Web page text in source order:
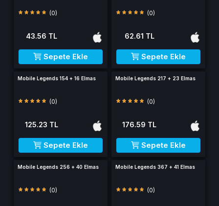
(0)
43.56 TL
Sepete Ekle
(0)
62.61 TL
Sepete Ekle
Mobile Legends 154 + 16 Elmas
(0)
125.23 TL
Sepete Ekle
Mobile Legends 217 + 23 Elmas
(0)
176.59 TL
Sepete Ekle
Mobile Legends 256 + 40 Elmas
(0)
Mobile Legends 367 + 41 Elmas
(0)